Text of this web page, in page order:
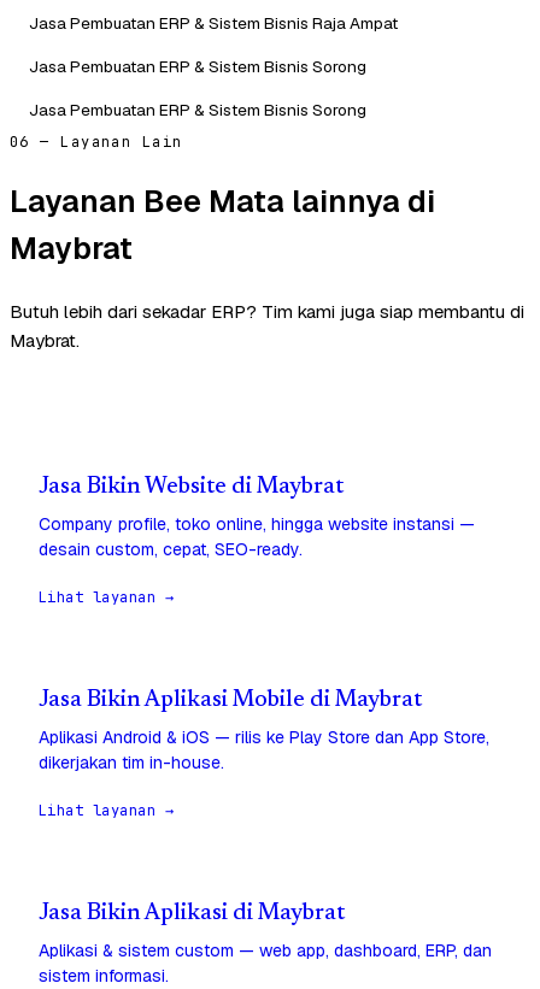
Jasa Pembuatan ERP & Sistem Bisnis Raja Ampat
Jasa Pembuatan ERP & Sistem Bisnis Sorong
Jasa Pembuatan ERP & Sistem Bisnis Sorong
06 — Layanan Lain
Layanan Bee Mata lainnya di
Maybrat
Butuh lebih dari sekadar ERP? Tim kami juga siap membantu di
Maybrat.
Jasa Bikin Website di Maybrat
Company profile, toko online, hingga website instansi —
desain custom, cepat, SEO-ready.
Lihat layanan →
Jasa Bikin Aplikasi Mobile di Maybrat
Aplikasi Android & iOS — rilis ke Play Store dan App Store,
dikerjakan tim in-house.
Lihat layanan →
Jasa Bikin Aplikasi di Maybrat
Aplikasi & sistem custom — web app, dashboard, ERP, dan
sistem informasi.